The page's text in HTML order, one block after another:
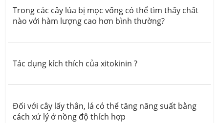
Trong các cây lúa bị mọc vống có thể tìm thấy chất
nào với hàm lượng cao hơn bình thường?
Tác dụng kích thích của xitokinin ?
Đối với cây lấy thân, lá có thể tăng năng suất bằng
cách xử lý ở nồng độ thích hợp